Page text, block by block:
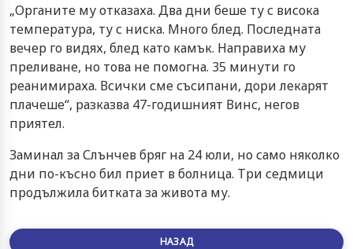
„Органите му отказаха. Два дни беше ту с висока
температура, ту с ниска. Много блед. Последната
вечер го видях, блед като камък. Направиха му
преливане, но това не помогна. 35 минути го
реанимираха. Всички сме съсипани, дори лекарят
плачеше“, разказва 47-годишният Винс, негов
приятел.
Заминал за Слънчев бряг на 24 юли, но само няколко
дни по-късно бил приет в болница. Три седмици
продължила битката за живота му.
НАЗАД